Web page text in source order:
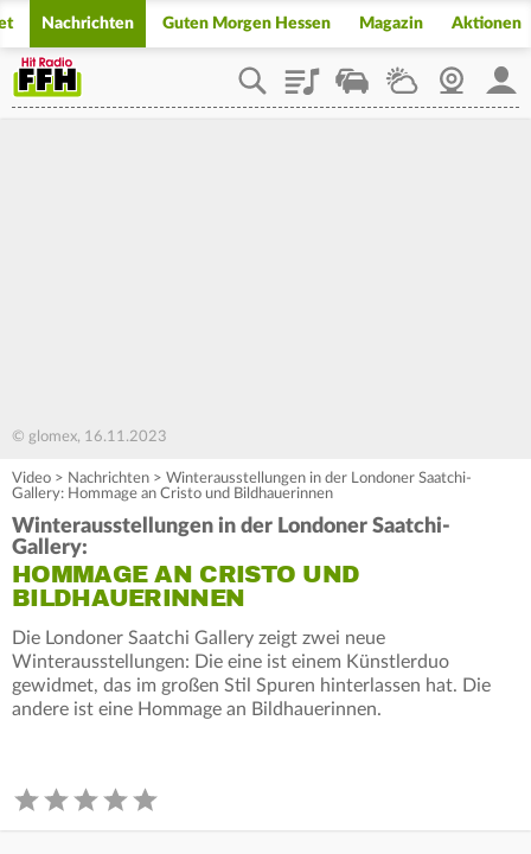
Nachrichten Guten Morgen Hessen Magazin Aktionen
PlaylistStaupilotWetterWebcam
© glomex, 16.11.2023
Video > Nachrichten > Winterausstellungen in der Londoner Saatchi-
Gallery: Hommage an Cristo und Bildhauerinnen
Winterausstellungen in der Londoner Saatchi-
Gallery:
HOMMAGE AN CRISTO UND
BILDHAUERINNEN
Die Londoner Saatchi Gallery zeigt zwei neue
Winterausstellungen: Die eine ist einem Künstlerduo
gewidmet, das im großen Stil Spuren hinterlassen hat. Die
andere ist eine Hommage an Bildhauerinnen.